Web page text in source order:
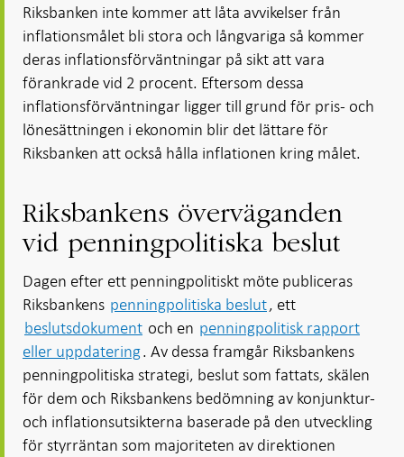
Riksbanken inte kommer att låta avvikelser från
inflationsmålet bli stora och långvariga så kommer
deras inflationsförväntningar på sikt att vara
förankrade vid 2 procent. Eftersom dessa
inflationsförväntningar ligger till grund för pris- och
lönesättningen i ekonomin blir det lättare för
Riksbanken att också hålla inflationen kring målet.
Riksbankens överväganden
vid penningpolitiska beslut
Dagen efter ett penningpolitiskt möte publiceras
Riksbankens penningpolitiska beslut, ett
beslutsdokument och en penningpolitisk rapport
eller uppdatering. Av dessa framgår Riksbankens
penningpolitiska strategi, beslut som fattats, skälen
för dem och Riksbankens bedömning av konjunktur-
och inflationsutsikterna baserade på den utveckling
för styrräntan som majoriteten av direktionen